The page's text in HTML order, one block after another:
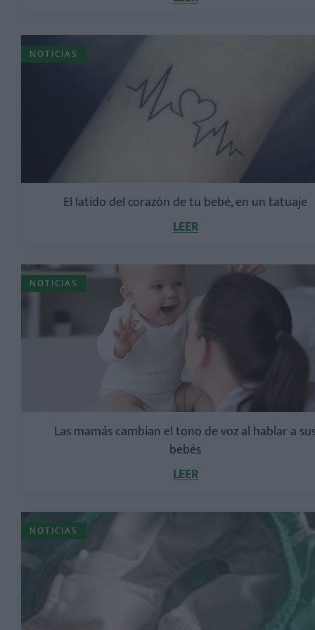
NOTICIAS
El latido del corazón de tu bebé, en un tatuaje
LEER
NOTICIAS
Las mamás cambian el tono de voz al hablar a
bebés
LEER
NOTICIAS